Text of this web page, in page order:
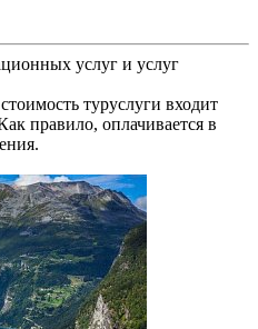
услуг и услуг
туруслуги входит
правило, оплачивается в